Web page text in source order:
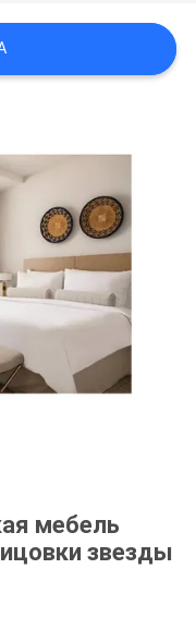
мебель
звезды